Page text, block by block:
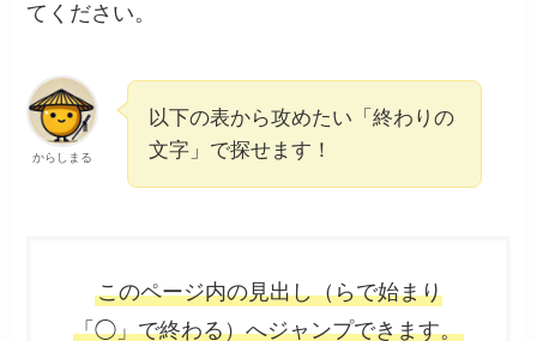
てください。
からしまる
以下の表から攻めたい「終わりの
文字」で探せます！
このページ内の見出し（らで始まり
「◯」で終わる）へジャンプできます。